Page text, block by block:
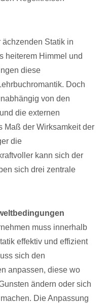
ächzenden Statik in
heiterem Himmel und
diese
Doch
von den
die externen
Maß der Wirksamkeit der
die
kann sich der
sich drei zentrale
muss innerhalb
effektiv und effizient
sich den
anpassen, diese wo
ändern oder sich
Die Anpassung